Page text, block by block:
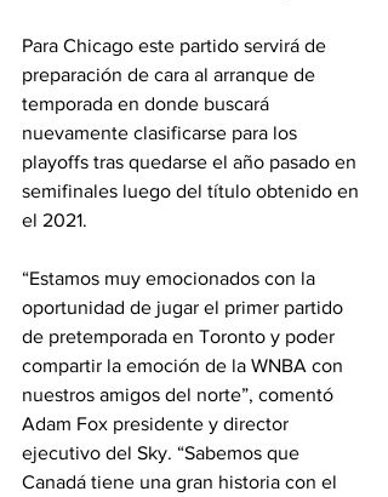
Para Chicago este partido servirá de
preparación de cara al arranque de
temporada en donde buscará
nuevamente clasificarse para los
playoffs tras quedarse el año pasado en
semifinales luego del título obtenido en
el 2021.
“Estamos muy emocionados con la
oportunidad de jugar el primer partido
de pretemporada en Toronto y poder
compartir la emoción de la WNBA con
nuestros amigos del norte”, comentó
Adam Fox presidente y director
ejecutivo del Sky. “Sabemos que
Canadá tiene una gran historia con el